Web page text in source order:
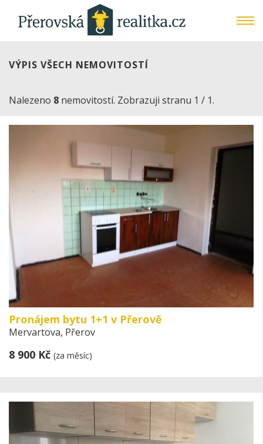
VÝPIS VŠECH NEMOVITOSTÍ
Nalezeno 8 nemovitostí. Zobrazuji stranu 1 / 1.
Pronájem bytu 1+1 v Přerově
Mervartova, Přerov
8 900 Kč (za měsíc)